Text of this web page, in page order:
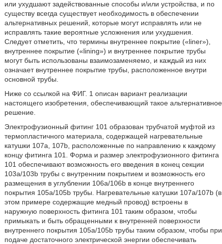
или ухудшают задействованные способы и/или устройства, и по
существу всегда существует необходимость в обеспечении
альтернативных решений, которые могут исправлять или не
исправлять такие вероятные усложнения или ухудшения.
Следует отметить, что термины внутреннее покрытие («liner»),
внутреннее покрытие («lining») и внутреннее покрытие трубы
могут быть использованы взаимозаменяемо, и каждый из них
означает внутреннее покрытие трубы, расположенное внутри
основной трубы.
Ниже со ссылкой на ФИГ. 1 описан вариант реализации
настоящего изобретения, обеспечивающий такое альтернативное
решение.
Электрофузионный фитинг 101 образован трубчатой муфтой из
термопластичного материала, содержащей нагревательные
катушки 107а, 107b, расположенные по направлению к каждому
концу фитинга 101. Форма и размер электрофузионного фитинга
101 обеспечивают возможность его введения в конец секции
103а/103b трубы с внутренним покрытием и возможность его
размещения в углублении 106а/106b в конце внутреннего
покрытия 105а/105b трубы. Нагревательные катушки 107а/107b (в
этом примере содержащие медный провод) встроены в
наружную поверхность фитинга 101 таким образом, чтобы
примыкать и быть обращенными к внутренней поверхности
внутреннего покрытия 105а/105b трубы таким образом, чтобы при
подаче достаточного электрической энергии обеспечивать